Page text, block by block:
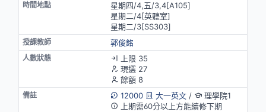
星期四/4,五/3,4[A105]
星期二/4[英聽室]
星期二/3[SS303]
郭俊銘
上限 35
現選 27
餘額 8
12000
大一英文/
理學院1
上期需60分以上方能續修下期